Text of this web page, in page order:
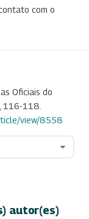
com o
Oficiais do
116-118.
view/8558
autor(es)